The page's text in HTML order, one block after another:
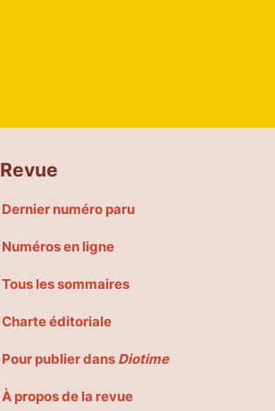
Revue
Dernier numéro paru
Numéros en ligne
Tous les sommaires
Charte éditoriale
Pour publier dans Diotime
À propos de la revue